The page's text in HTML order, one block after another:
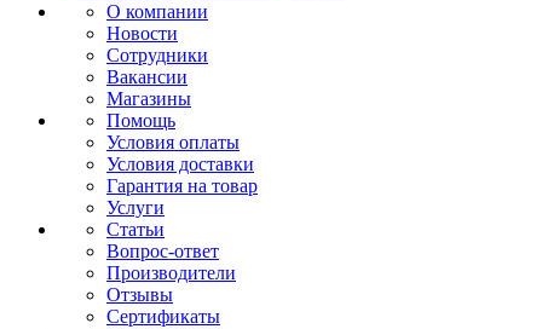
О компании
Новости
Сотрудники
Вакансии
Магазины
Помощь
Условия оплаты
Условия доставки
Гарантия на товар
Услуги
Статьи
Вопрос-ответ
Производители
Отзывы
Сертификаты